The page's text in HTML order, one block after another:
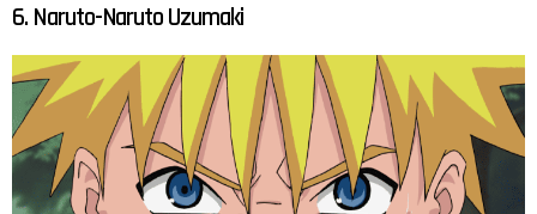
6. Naruto-Naruto Uzumaki